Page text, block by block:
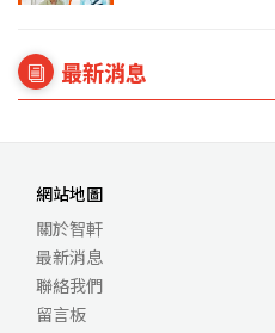
最新消息
網站地圖
關於智軒
最新消息
聯絡我們
留言板